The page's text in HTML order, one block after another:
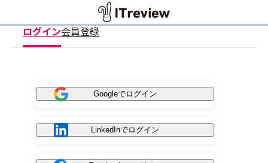
ログイン会員登録
Googleでログイン
LinkedInでログイン